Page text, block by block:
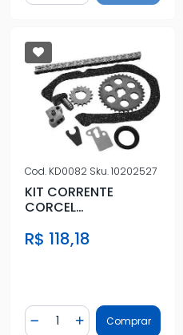
Cod. KD0082 Sku.10202527
KIT CORRENTE
CORCEL
R$ 118,18
Diminuir Quantidade
Quantidade
Adicionar Quantidade
Comprar